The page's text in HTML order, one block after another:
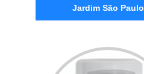
Jardim São Paulo